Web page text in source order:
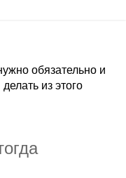
обязательно и
из этого